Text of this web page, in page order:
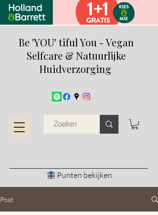
Be 'YOU' tiful You - Vegan
Selfcare & Natuurlijke
Huidverzorging
Punten bekijken
Post